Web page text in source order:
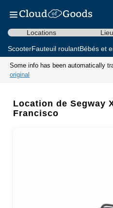
Locations
ScooterFauteuil roulantBébés et
Some info has been automatically
original
Location de Segway
Francisco